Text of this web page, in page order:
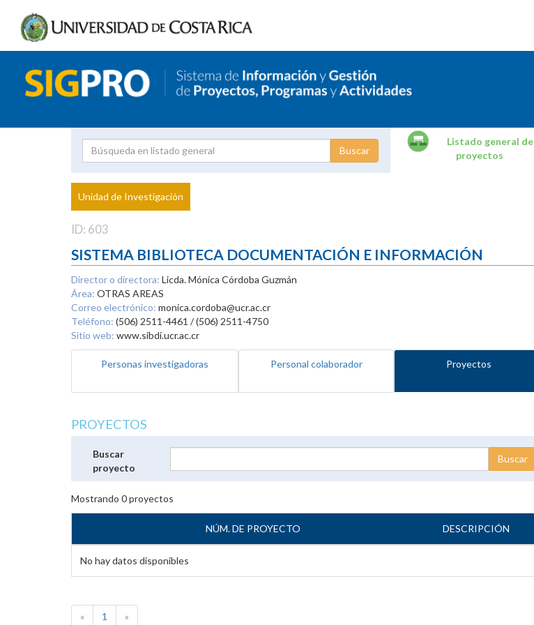
Proyecto
Investigador
Listado general de
proyectos
Unidad de Investigación
ID: 603
SISTEMA BIBLIOTECA DOCUMENTACIÓN E INFORMACIÓN
Director o directora: Licda. Mónica Córdoba Guzmán
Área: OTRAS AREAS
Correo electrónico: monica.cordoba@ucr.ac.cr
Teléfono: (506) 2511-4461 / (506) 2511-4750
Sitio web: www.sibdi.ucr.ac.cr
Personas investigadoras Personal colaborador Proyectos
PROYECTOS
Buscar
proyecto
Mostrando 0proyectos
NÚM. DE PROYECTO DESCRIPCIÓN
No hay datos disponibles
« 1 »